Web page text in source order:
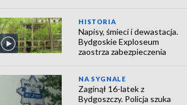
HISTORIA
Napisy, śmieci i dewastacja.
Bydgoskie Exploseum
zaostrza zabezpieczenia
NA SYGNALE
Zaginął 16-latek z
Bydgoszczy. Policja szuka